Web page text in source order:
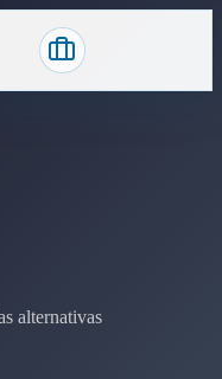
alternativas